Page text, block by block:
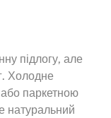
підлогу, але
Холодне
паркетною
натуральний